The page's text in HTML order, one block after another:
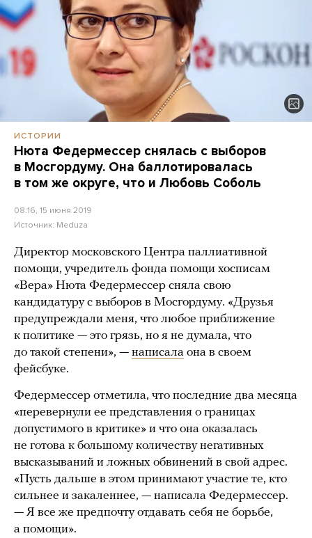
ИСТОРИИ
Нюта Федермессер снялась с выборов
в Мосгордуму. Она баллотировалась
в том же округе, что и Любовь Соболь
08:16, 15 июня 2019
Источник: Meduza
Директор московского Центра паллиативной
помощи, учредитель фонда помощи хосписам
«Вера» Нюта Федермессер сняла свою
кандидатуру с выборов в Мосгордуму. «Друзья
предупреждали меня, что любое приближение
к политике — это грязь, но я не думала, что
до такой степени», — написала она в своем
фейсбуке.
Федермессер отметила, что последние два месяца
«перевернули ее представления о границах
допустимого в критике» и что она оказалась
не готова к большому количеству негативных
высказываний и ложных обвинений в свой адрес.
«Пусть дальше в этом принимают участие те, кто
сильнее и закаленнее, — написала Федермессер.
— Я все же предпочту отдавать себя не борьбе,
а помощи».